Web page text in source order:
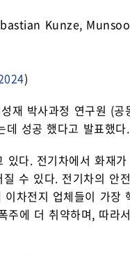
Kunze,
)
재 박사과정 연구원 (
데 성공 했다고 발표했다.
다. 전기차에서 화재
수 있다. 전기차의 안
차전지 업체들이 가장
에 더 취약하며, 따라